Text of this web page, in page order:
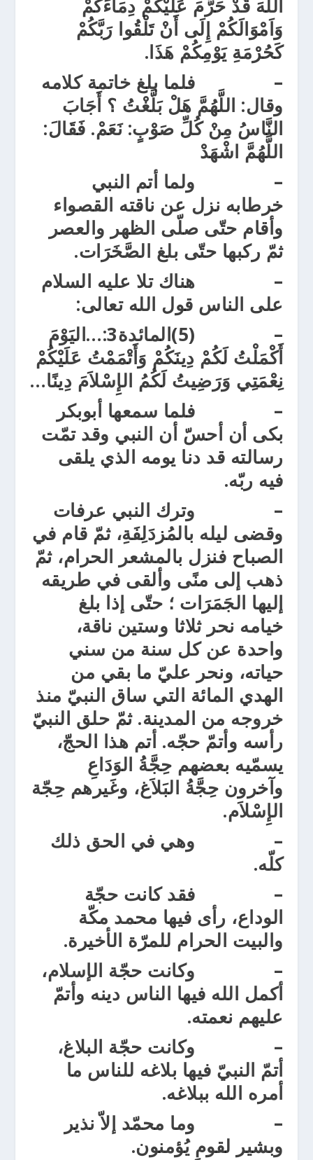
اللهَ قَدْ حَرَّمَ عَلَيْكُمْ دِمَاءَكُمْ
وَاَمْوَالَكُمْ إِلَى أَنْ تَلْقُوا رَبَّكُمْ
كَحُرْمَةِ يَوْمِكُمْ هَذَا.
– فلما بلغ خاتمة كلامه
وقال: اللَّهُمَّ هَلْ بَلَّغْتُ ؟ أَجَابَ
النَّاسُ مِنْ كُلِّ صَوْبٍ:نَعَمْ. فَقَالَ:
اللَّهُمَّ اشْهَدْ
– ولما أتم النبي
خرطابه نزل عن ناقته القصواء
وأقام حتّى صلّى الظهر والعصر
ثمّ ركبها حتّى بلغ الصَّخَرَات.
– هناك تلا عليه السلام
على الناس قول الله تعالى:
–
(5)المائدة3:…اليَوْمَ
أَكْمَلْتُ لَكُمْ دِينَكُمْ وَأَتْمَمْتُ عَلَيْكُمْ
نِعْمَتِي وَرَضِيتُ لَكُمُ الإِسْلاَمَ دِينًا…
– فلما سمعها أبوبكر
بكى أن أحسّ أن النبي وقد تمّت
رسالته قد دنا يومه الذي يلقى
فيه ربّه.
– وترك النبي عرفات
وقضى ليله بالمُزدَلِفَةِ، ثمّ قام في
الصباح فنزل بالمشعر الحرام، ثمّ
ذهب إلى منًى وألقى في طريقه
إليها الجَمَرَات ؛ حتّى إذا بلغ
خيامه نحر ثلاثا وستين ناقة،
واحدة عن كل سنة من سني
حياته، ونحر عليّ ما بقي من
الهدي المائة التي ساق النبيّ منذ
خروجه من المدينة. ثمّ حلق النبيّ
رأسه وأتمّ حجّه. أتم هذا الحجّ،
يسمّيه بعضهم حِجَّةُ الوَدَاعِ
وآخرون حِجَّةُ البَلاَغ، وغَيرهم حِجّة
الإِسْلاَم.
– وهي في الحق ذلك
كلّه.
– فقد كانت حجّة
الوداع، رأى فيها محمد مكّة
والبيت الحرام للمرّة الأخيرة.
– وكانت حجّة الإسلام،
أكمل الله فيها الناس دينه وأتمّ
عليهم نعمته.
– وكانت حجّة البلاغ،
أتمّ النبيّ فيها بلاغه للناس ما
أمره الله ببلاغه.
– وما محمّد إلاّ نذير
وبشير لقومٍ يُؤمنون.